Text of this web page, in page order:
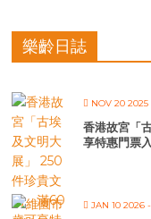
樂齡日誌
NOV 20 2025
香港故宮「
享特惠門票
JAN 10 2026